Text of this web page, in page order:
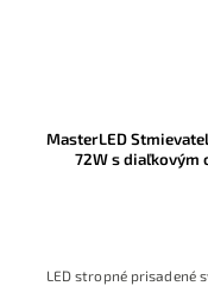
MasterLED
72W s diaľkovým
LED stropné prisadené